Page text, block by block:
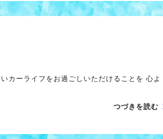
カーライフをお過ごしいただけることを 心よ
つづきを読む